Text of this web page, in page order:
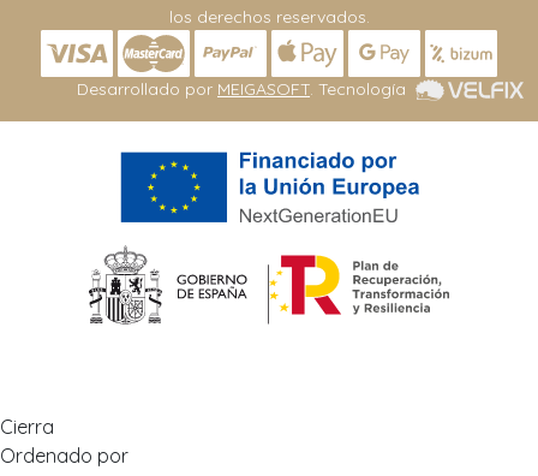
los derechos reservados.
Desarrollado por MEIGASOFT . Tecnología
Cierra
Ordenado por